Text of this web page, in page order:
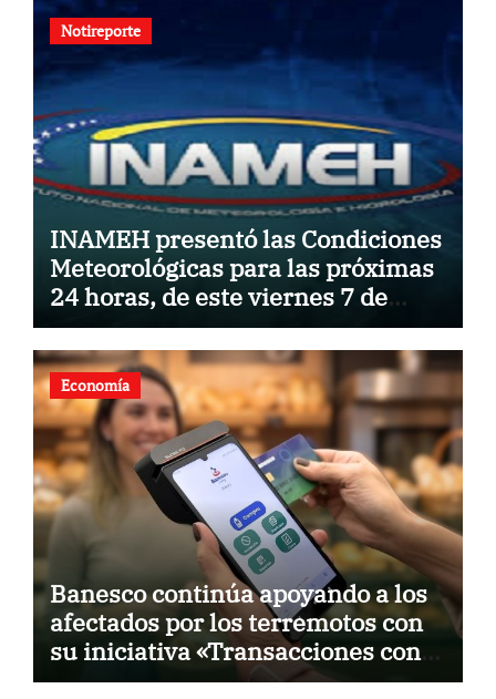
Notireporte
INAMEH presentó las Condiciones
Meteorológicas para las próximas
24 horas, de este viernes 7 de
agosto 2026
Economía
Banesco continúa apoyando a los
afectados por los terremotos con
su iniciativa «Transacciones con
propósito»